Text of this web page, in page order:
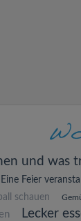
und was
Eine Feier
schauen
Lecker